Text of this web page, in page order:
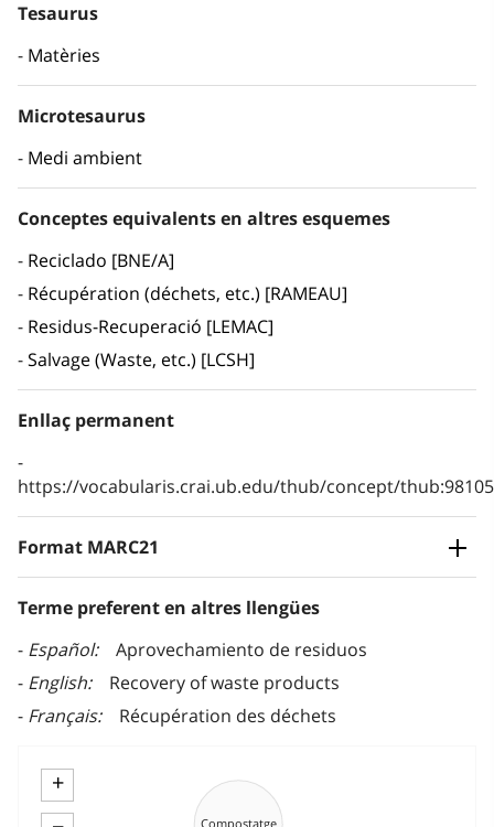
Tesaurus
Matèries
Microtesaurus
Medi ambient
Conceptes equivalents en altres esquemes
Reciclado [BNE/A]
Récupération (déchets, etc.) [RAMEAU]
Residus-Recuperació [LEMAC]
Salvage (Waste, etc.) [LCSH]
Enllaç permanent
https://vocabularis.crai.ub.edu/thub/concept/
Format MARC21
Terme preferent en altres llengües
Español
Aprovechamiento de residuos
English
Recovery of waste products
Français
Récupération des déchets
+